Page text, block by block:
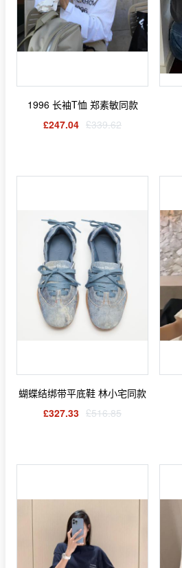
1996 长袖T恤 郑素敏同款
£247.04 £339.62
蝴蝶结绑带平底鞋 林小宅同款
£327.33 £516.85